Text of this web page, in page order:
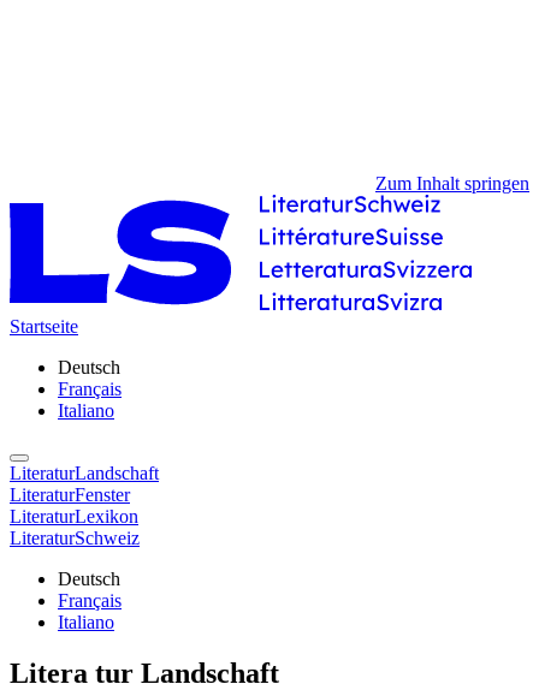
Zum Inhalt springen
Startseite
Deutsch
Français
Italiano
LiteraturLandschaft
LiteraturFenster
LiteraturLexikon
LiteraturSchweiz
Deutsch
Français
Italiano
Litera tur Landschaft